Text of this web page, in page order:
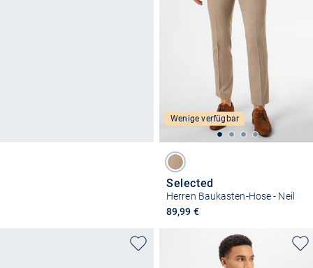
Wenige verfügbar
Selected
Herren Baukasten-Hose - Neil
89,99 €